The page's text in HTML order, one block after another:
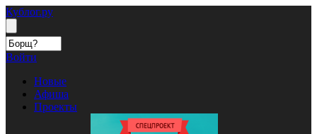
Кублог.ру
Войти
Новые
Афиша
Проекты